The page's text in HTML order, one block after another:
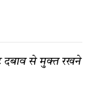
दबाव से मुक्त रखने